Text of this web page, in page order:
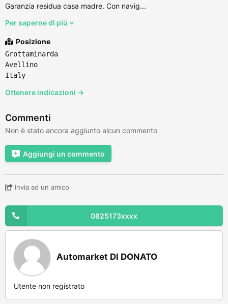
Garanzia residua casa madre. Con navig...
Per saperne di più
Posizione
Grottaminarda
Avellino
Italy
Ottenere indicazioni →
Commenti
Non è stato ancora aggiunto alcun commento
Aggiungi un commento
Invia ad un amico
0825173xxxx
Automarket DI DONATO
Utente non registrato